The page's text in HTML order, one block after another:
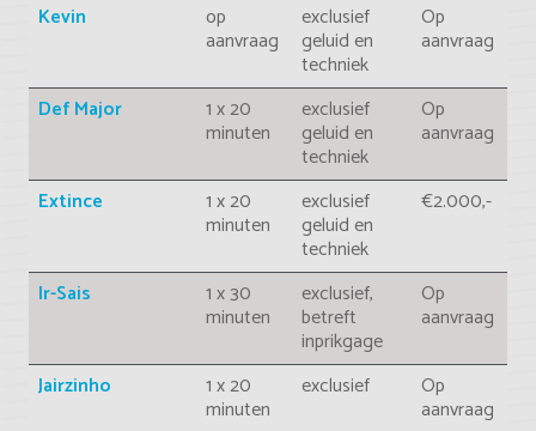
Kevin op
aanvraag
exclusief
geluid en
techniek
Op
aanvraag
Def Major 1 x 20
minuten
exclusief
geluid en
techniek
Op
aanvraag
Extince 1 x 20
minuten
exclusief
geluid en
techniek
€2.000,-
Ir-Sais 1 x 30
minuten
exclusief,
betreft
inprikgage
Op
aanvraag
Jairzinho 1 x 20
minuten
exclusief Op
aanvraag